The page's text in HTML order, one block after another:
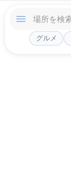
グルメ